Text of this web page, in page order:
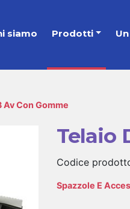
siamo Prodotti
Av Con Gomme
Telaio
Codice
Spazzole E